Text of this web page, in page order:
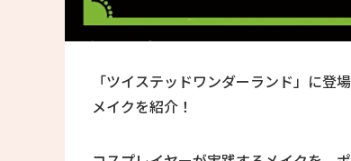
「ツイステッドワンダーランド」に登
メイクを紹介！